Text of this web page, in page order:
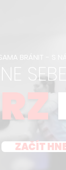
BRÁNIT - S
ZAČÍT